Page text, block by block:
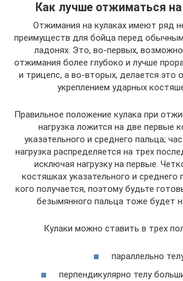
Как лучше отжиматься
Отжимания на кулаках имеют ряд
преимуществ для бойца перед
ладонях. Это, во-первых,
отжимания более глубоко и лучше
и трицепс, а во-вторых, делается это
укреплением ударных
Правильное положение кулака при
нагрузка ложится на две первые
указательного и среднего пальца;
нагрузка распределяется на трех
исключая нагрузку на первые.
костяшках указательного и среднего
кого получается, поэтому будьте
безымянного пальца тоже будет
Кулаки можно ставить в трех
параллельно
перпендикулярно телу